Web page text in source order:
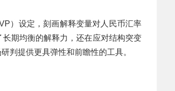
）设定，刻画解释变量对人民币汇率
期均衡的解释力，还在应对结构突变
判提供更具弹性和前瞻性的工具。